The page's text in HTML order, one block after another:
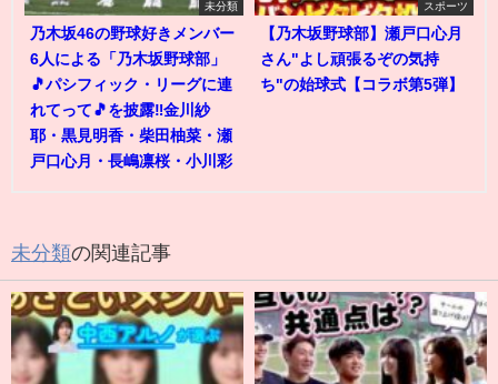
未分類
乃木坂46の野球好きメンバー
6人による「乃木坂野球部」
🎵パシフィック・リーグに連
れてって🎵を披露‼️金川紗
耶・黒見明香・柴田柚菜・瀬
戸口心月・長嶋凛桜・小川彩
スポーツ
【乃木坂野球部】瀬戸口心月
さん"よし頑張るぞの気持
ち"の始球式【コラボ第5弾】
未分類の関連記事